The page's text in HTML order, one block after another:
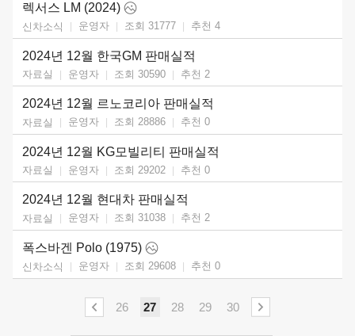
렉서스 LM (2024)
신차소식 운영자 조회 31777 추천 4
2024년 12월 한국GM 판매실적
자료실 운영자 조회 30590 추천 2
2024년 12월 르노코리아 판매실적
자료실 운영자 조회 28886 추천 0
2024년 12월 KG모빌리티 판매실적
자료실 운영자 조회 29202 추천 0
2024년 12월 현대차 판매실적
자료실 운영자 조회 31038 추천 2
폭스바겐 Polo (1975)
신차소식 운영자 조회 29608 추천 0
26 27 28 29 30